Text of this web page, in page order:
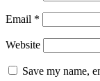
Email *
Website
Save my name,